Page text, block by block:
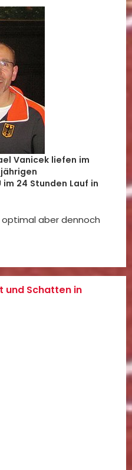
Vanicek liefen im
24 Stunden Lauf in
aber dennoch
und Schatten in